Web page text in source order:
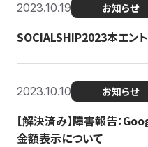
2023.10.19 お知らせ
SOCIALSHIP2023本エン
2023.10.10 お知らせ
【解決済み】障害報告：
金額表示について